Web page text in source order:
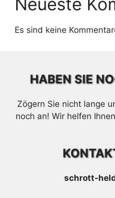
Es sind keine
HABEN SIE
Zögern Sie nicht lange
noch an! Wir helfen
schrott-